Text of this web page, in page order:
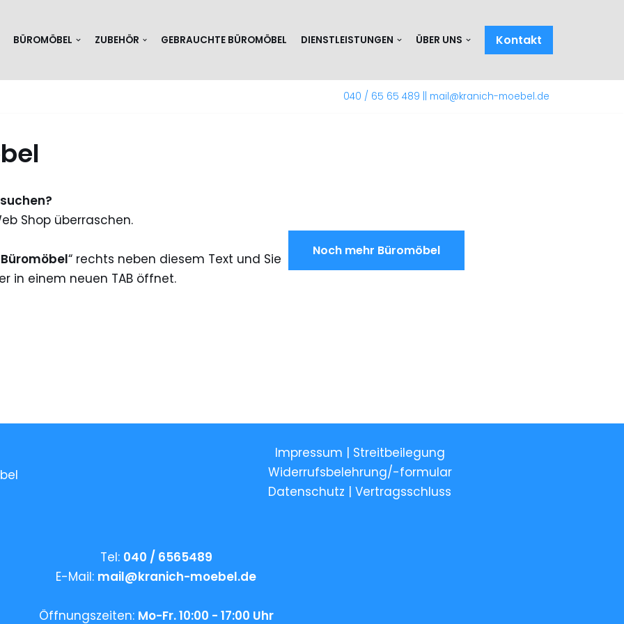
BÜROMÖBEL ZUBEHÖR GEBRAUCHTE BÜROMÖBEL DIENSTLEISTUNGEN ÜBER UNS Kontakt
040 / 65 65 489 mail@kranich-moebel.de
Shop überraschen.
“ rechts neben diesem Text und Sie
in einem neuen TAB öffnet.
Noch mehr Büromöbel
Impressum | Streitbeilegung
Widerrufsbelehrung/-formular
Datenschutz | Vertragsschluss
Tel: 040 / 6565489
E-Mail: mail@kranich-moebel.de
Öffnungszeiten: Mo-Fr. 10:00 - 17:00 Uhr